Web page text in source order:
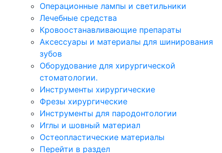
Операционные лампы и светильники
Лечебные средства
Кровоостанавливающие препараты
Аксессуары и материалы для шинирования
зубов
Оборудование для хирургической
стоматологии.
Инструменты хирургические
Фрезы хирургические
Инструменты для пародонтологии
Иглы и шовный материал
Остеопластические материалы
Перейти в раздел